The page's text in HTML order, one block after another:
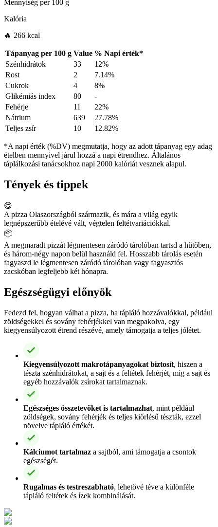
Mennyiség per100 g
Kalória
🔥 266 kcal
Tápanyag per 100 g Value % Napi érték*
Szénhidrátok
33
12%
Rost
2
7.14%
Cukrok
4
8%
Glikémiás index
80
-
Fehérje
11
22%
Nátrium
639
27.78%
Teljes zsír
10 12.82%
*A napi érték (%DV) megmutatja, hogy az adott tápanyag egy adag
ételben mennyivel járul hozzá a napi étrendhez. Általános
táplálkozási tanácsokhoz napi 2000 kalóriát vesznek alapul.
Tények és tippek
😋
A pizza Olaszországból származik, és mára a világ egyik
legnépszerűbb ételévé vált, végtelen feltétvariációkkal.
📦
A megmaradt pizzát légmentesen záródó tárolóban tartsd a hűtőben,
és három-négy napon belül használd fel. Hosszabb tárolás esetén
fagyaszd le légmentesen záródó tárolóban vagy fagyasztós
zacskóban legfeljebb két hónapra.
Egészségügyi előnyök
Fedezd fel, hogyan válhat a pizza, ha tápláló hozzávalókkal, például
zöldségekkel és sovány fehérjékkel van megpakolva, egy
kiegyensúlyozott étrend részévé, amely támogatja a teljes jólétet.
Kiegyensúlyozott makrotápanyagokat biztosít, hiszen a
tészta szénhidrátokat, a sajt és a feltétek fehérjét, míg a sajt és
egyéb hozzávalók zsírokat tartalmaznak.
Egészséges összetevőket is tartalmazhat, mint például
zöldségek, sovány fehérjék és teljes kiőrlésű tészták, ezzel
növelve tápláló értékét.
Kálciumot tartalmaz a sajtból, ami támogatja a csontok
egészségét.
Rugalmas és testreszabható, lehetővé téve a különféle
tápláló feltétek és ízek kombinálását.